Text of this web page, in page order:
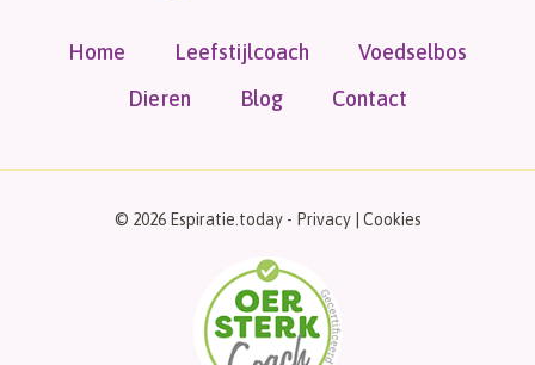
Home Leefstijlcoach
Voedselbos
Dieren
Blog Contact
© 2026 Espiratie.today - Privacy| Cookies